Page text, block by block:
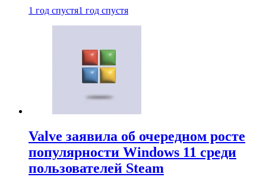
1 год спустя1 год спустя
Valve заявила об очередном росте
популярности Windows 11 среди
пользователей Steam